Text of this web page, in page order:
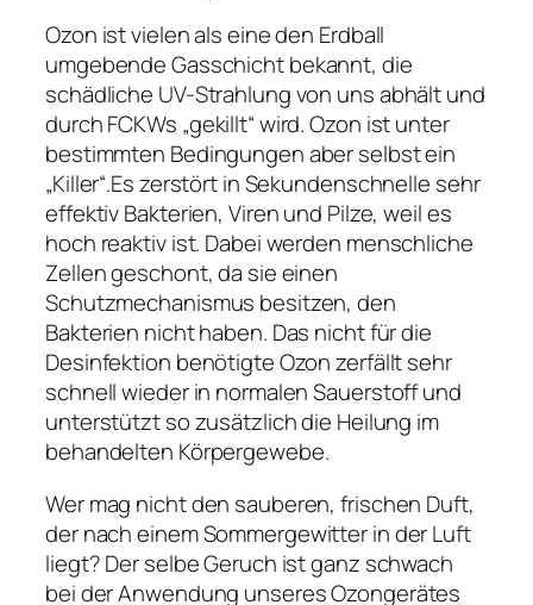
Ozon ist vielen als eine den Erdball
umgebende Gasschicht bekannt, die
schädliche UV-Strahlung von uns abhält und
durch FCKWs „gekillt“ wird. Ozon ist unter
bestimmten Bedingungen aber selbst ein
„Killer“.Es zerstört in Sekundenschnelle sehr
effektiv Bakterien, Viren und Pilze, weil es
hoch reaktiv ist. Dabei werden menschliche
Zellen geschont, da sie einen
Schutzmechanismus besitzen, den
Bakterien nicht haben. Das nicht für die
Desinfektion benötigte Ozon zerfällt sehr
schnell wieder in normalen Sauerstoff und
unterstützt so zusätzlich die Heilung im
behandelten Körpergewebe.
Wer mag nicht den sauberen, frischen Duft,
der nach einem Sommergewitter in der Luft
liegt? Der selbe Geruch ist ganz schwach
bei der Anwendung unseres Ozongerätes